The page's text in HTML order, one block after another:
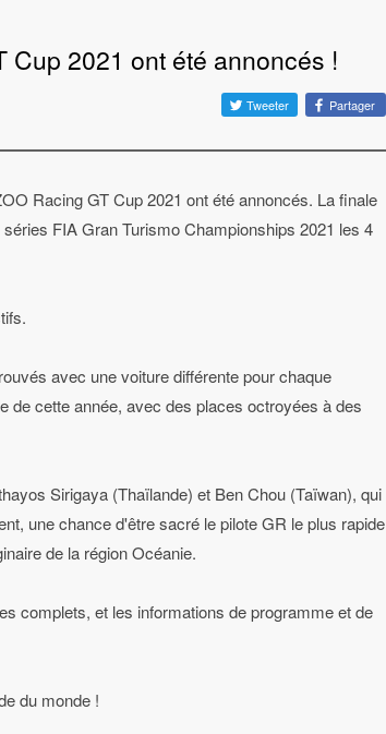
Cup 2021 ont été annoncés !
Tweeter Partager
Racing GT Cup 2021 ont été annoncés. La finale
FIA Gran Turismo Championships 2021 les 4
avec une voiture différente pour chaque
de cette année, avec des places octroyées à des
Sirigaya (Thaïlande) et Ben Chou (Taïwan), qui
une chance d'être sacré le pilote GR le plus rapide
de la région Océanie.
complets, et les informations de programme et de
du monde !